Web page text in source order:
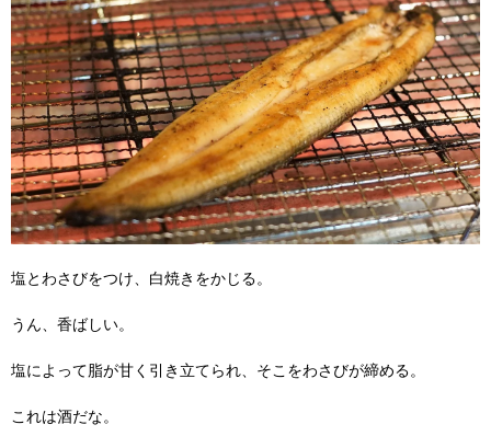
塩とわさびをつけ、白焼きをかじる。
うん、香ばしい。
塩によって脂が甘く引き立てられ、そこをわさびが締める。
これは酒だな。